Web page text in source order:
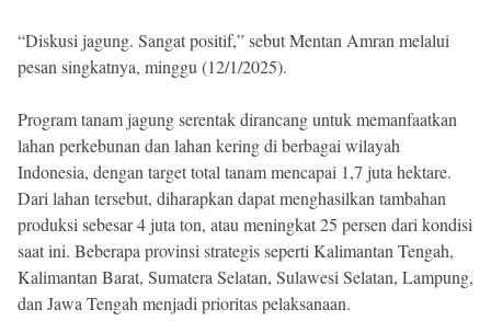
“Diskusi jagung. Sangat positif,” sebut Mentan Amran melalui
pesan singkatnya, minggu (12/1/2025).
Program tanam jagung serentak dirancang untuk memanfaatkan
lahan perkebunan dan lahan kering di berbagai wilayah
Indonesia, dengan target total tanam mencapai 1,7 juta hektare.
Dari lahan tersebut, diharapkan dapat menghasilkan tambahan
produksi sebesar 4 juta ton, atau meningkat 25 persen dari kondisi
saat ini. Beberapa provinsi strategis seperti Kalimantan Tengah,
Kalimantan Barat, Sumatera Selatan, Sulawesi Selatan, Lampung,
dan Jawa Tengah menjadi prioritas pelaksanaan.